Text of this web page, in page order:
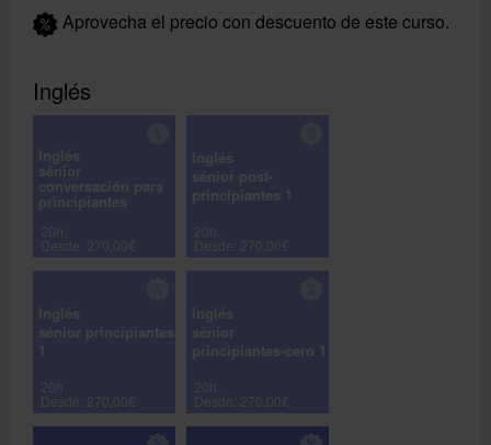
Buscar
Aprovecha el precio con descuento de este curso.
Inglés
Inglés
sénior
conversación para
principiantes
20h.
Desde: 270,00€
Inglés
sénior post-
principiantes 1
20h.
Desde: 270,00€
Inglés
sénior principiantes
1
20h.
Desde: 270,00€
Inglés
sénior
principiantes-cero 1
20h.
Desde: 270,00€